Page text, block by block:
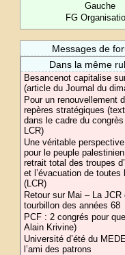
Gauche
FG
Messages de
Dans la même
Besancenot capitalise
(article du Journal du
Pour un renouvellement
repères stratégiques
dans le cadre du
LCR)
Une véritable perspective
pour le peuple
retrait total des troupes
et l’évacuation de toutes
(LCR)
Retour sur Mai – La JCR
tourbillon des années 68
PCF : 2 congrés pour
Alain Krivine)
Université d’été du
l’ami des patrons